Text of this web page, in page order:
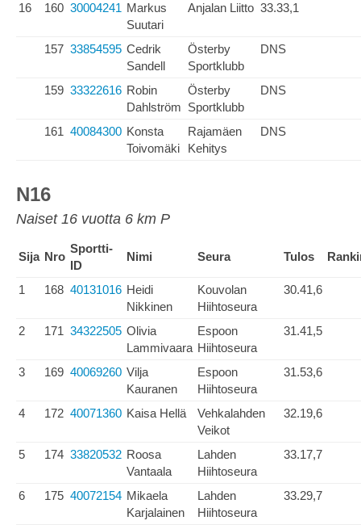
16 160 30004241 Markus
Suutari
Anjalan Liitto 33.33,1
157 33854595 Cedrik
Sandell
Österby
Sportklubb
DNS
159 33322616 Robin
Dahlström
Österby
Sportklubb
DNS
161 40084300 Konsta
Toivomäki
Rajamäen
Kehitys
DNS
N16
Naiset 16 vuotta 6 km P
Sija Nro
Sportti-
ID
Nimi Seura Tulos
1 168 40131016 Heidi
Nikkinen
Kouvolan
Hiihtoseura
30.41,6
2 171 34322505 Olivia
Lammivaara
Espoon
Hiihtoseura
31.41,5
3 169 40069260 Vilja
Kauranen
Espoon
Hiihtoseura
31.53,6
4 172 40071360 Kaisa Hellä
Vehkalahden
Veikot
32.19,6
5 174 33820532 Roosa
Vantaala
Lahden
Hiihtoseura
33.17,7
6 175 40072154 Mikaela
Karjalainen
Lahden
Hiihtoseura
33.29,7